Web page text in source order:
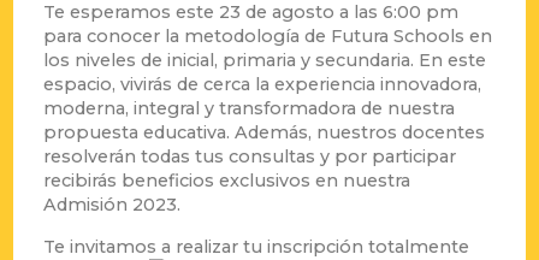
Te esperamos este 23 de agosto a las 6:00 pm
para conocer la metodología de Futura Schools en
los niveles de inicial, primaria y secundaria. En este
espacio, vivirás de cerca la experiencia innovadora,
moderna, integral y transformadora de nuestra
propuesta educativa. Además, nuestros docentes
resolverán todas tus consultas y por participar
recibirás beneficios exclusivos en nuestra
Admisión 2023.
Te invitamos a realizar tu inscripción totalmente